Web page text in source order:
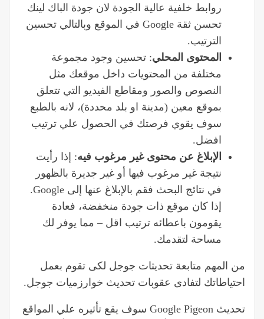
روابط خلفية عالية الجودة لان جودة الباك لينك
تحسن ثقة Google في الموقع وبالتالي تحسين
الترتيب.
المحتوى المحلي: تحسين وجود مجموعة
مختلفة من المحتويات داخل موقعك مثل
النصوص والصور ومقاطع الفيديو التي تتعلق
بموقع معين (مدينة او بلد محددة)، لانه بالطبع
سوف يقوي فرصتك في الحصول علي ترتيب
افضل.
الإبلاغ عن محتوى غير مرغوب فيه: إذا رأيت
نتيجة غير مرغوب فيها أو غير جديرة بالظهور
في نتائج البحث فقم بالإبلاغ عنها إلى Google.
إذا كان موقع ذات جودة منخفضة، فعادة
يقومون باعطائه ترتيب اقل – مما يوفر لك
مساحة لتقدمك.
من المهم متابعة تحديثات جوجل لكى تقوم بعمل
احتياطاتك لتفادى عقوبات تحديث خوارزميات جوجل.
تحديث Google Pigeon سوف يقع تأثيره علي المواقع